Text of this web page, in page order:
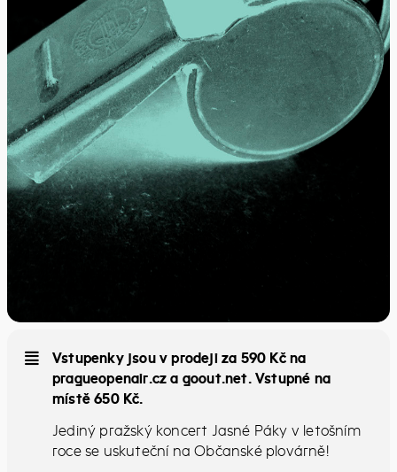
Vstupenky jsou v prodeji za 590 Kč na
pragueopenair.cz a goout.net. Vstupné na
místě 650 Kč.
Jediný pražský koncert Jasné Páky v letošním
roce se uskuteční na Občanské plovárně!